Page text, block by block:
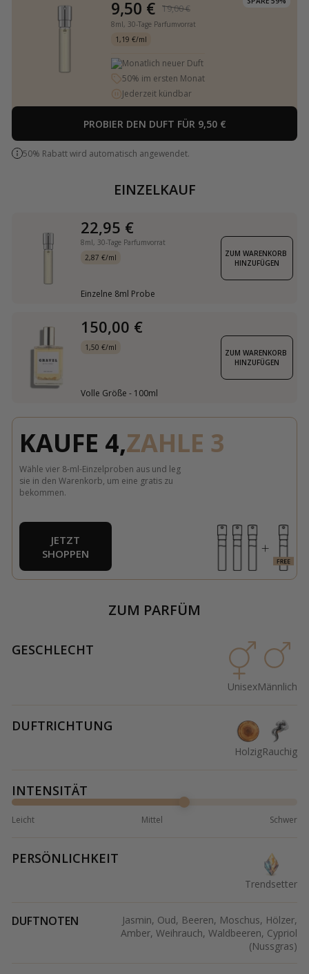
9,50 € 19,00 €
8ml, 30-Tage Parfumvorrat
1,19 €/ml
Monatlich neuer Duft
50% im ersten Monat
Jederzeit kündbar
PROBIER DEN DUFT FÜR 9,50 €
50% Rabatt wird automatisch angewendet.
EINZELKAUF
22,95 €
8ml, 30-Tage Parfumvorrat
2,87 €/ml
Einzelne 8ml Probe
ZUM WARENKORB
HINZUFÜGEN
150,00 €
1,50 €/ml
Volle Größe - 100ml
ZUM WARENKORB
HINZUFÜGEN
KAUFE 4,ZAHLE 3
Wähle vier 8-ml-Einzelproben aus und leg
sie in den Warenkorb, um eine gratis zu
bekommen.
JETZT
SHOPPEN
ZUM PARFÜM
GESCHLECHT
UnisexMännlich
DUFTRICHTUNG
HolzigRauchig
INTENSITÄT
Leicht Mittel Schwer
PERSÖNLICHKEIT
Trendsetter
DUFTNOTEN
Jasmin, Oud, Beeren, Moschus, Hölzer,
Amber, Weihrauch, Waldbeeren, Cypriol
(Nussgras)